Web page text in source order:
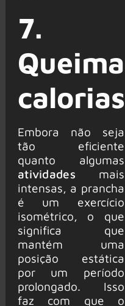
7.
Queima
calorias
Embora não seja
tão eficiente
quanto algumas
atividades mais
intensas, a prancha
é um exercício
isométrico, o que
significa que
mantém uma
posição estática
por um período
prolongado. Isso
faz com que o